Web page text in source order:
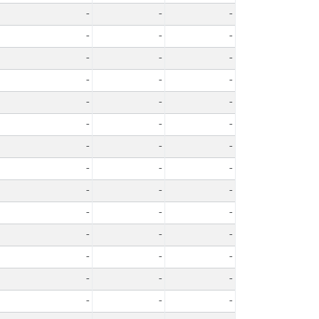
- -
-
- -
-
- -
-
- -
-
- -
-
- -
-
- -
-
- -
-
- -
-
- -
-
- -
-
- -
-
- -
-
- -
-